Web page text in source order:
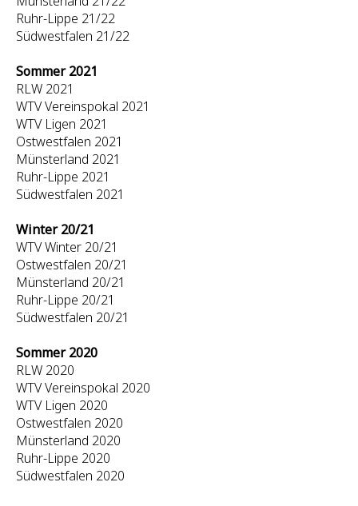
Ruhr-Lippe 21/22
Südwestfalen 21/22
Sommer 2021
RLW 2021
WTV Vereinspokal 2021
WTV Ligen 2021
Ostwestfalen 2021
Münsterland 2021
Ruhr-Lippe 2021
Südwestfalen 2021
Winter 20/21
WTV Winter 20/21
Ostwestfalen 20/21
Münsterland 20/21
Ruhr-Lippe 20/21
Südwestfalen 20/21
Sommer 2020
RLW 2020
WTV Vereinspokal 2020
WTV Ligen 2020
Ostwestfalen 2020
Münsterland 2020
Ruhr-Lippe 2020
Südwestfalen 2020